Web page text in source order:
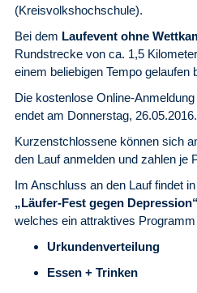
(Kreisvolkshochschule).
Bei dem Laufevent ohne
Rundstrecke von ca. 1,5
einem beliebigen Tempo gelaufen
Die kostenlose Online-
endet am Donnerstag, 26.05.2016.
Kurzenstchlossene können sich
den Lauf anmelden und zahlen je
Im Anschluss an den Lauf findet
„Läufer-Fest gegen Depression“
welches ein attraktives Programm
Urkundenverteilung
Essen + Trinken